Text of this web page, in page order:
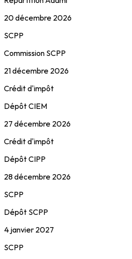
20 décembre 2026
SCPP
Commission SCPP
21 décembre 2026
Crédit d'impôt
Dépôt CIEM
27 décembre 2026
Crédit d'impôt
Dépôt CIPP
28 décembre 2026
SCPP
Dépôt SCPP
4 janvier 2027
SCPP